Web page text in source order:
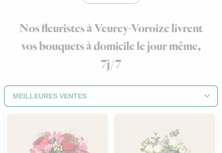
Nos fleuristes à Veurey-Voroize livrent
vos bouquets à domicile le jour même,
7j/7